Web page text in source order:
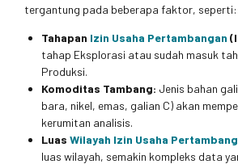
tergantung pada beberapa faktor, seperti:
Tahapan Izin Usaha Pertambangan
tahap Eksplorasi atau sudah masuk
Produksi.
Komoditas Tambang: Jenis bahan
bara, nikel, emas, galian C) akan
kerumitan analisis.
Luas Wilayah Izin Usaha
luas wilayah, semakin kompleks data